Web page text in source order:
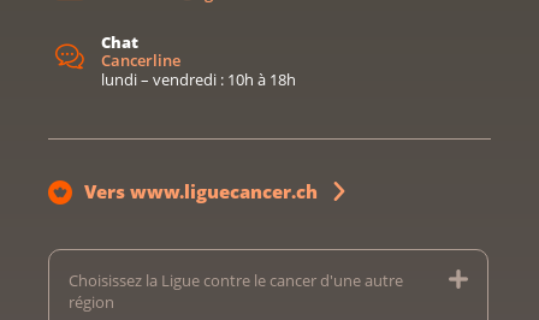
Chat
Cancerline
lundi – vendredi : 10h à 18h
Vers www.liguecancer.ch
Choisissez la Ligue contre le cancer d'une autre
région